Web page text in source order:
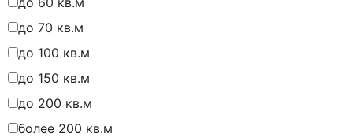
до 70 кв.м
до 100 кв.м
до 150 кв.м
до 200 кв.м
более 200 кв.м